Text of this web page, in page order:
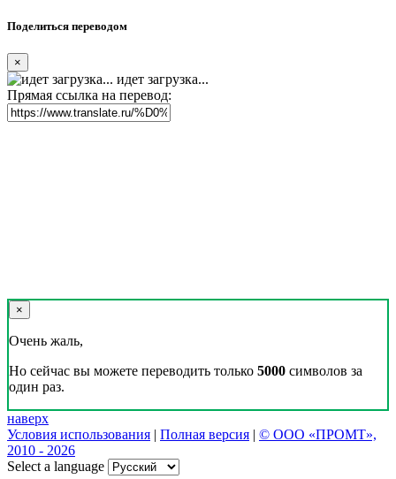
Поделиться переводом
×
идет загрузка...
Прямая ссылка на перевод:
×
Очень жаль,
Но сейчас вы можете переводить только 5000 символов за
один раз.
наверх
Условия использования | Полная версия | © ООО «ПРОМТ»,
2010 - 2026
Select a language